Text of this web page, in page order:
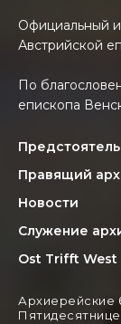
Официальный
Австрийской
По
епископа
Предстоятель
Правящий
Новости
Служение
Ost Trifft West
Архиерейские
Пятидесятнице